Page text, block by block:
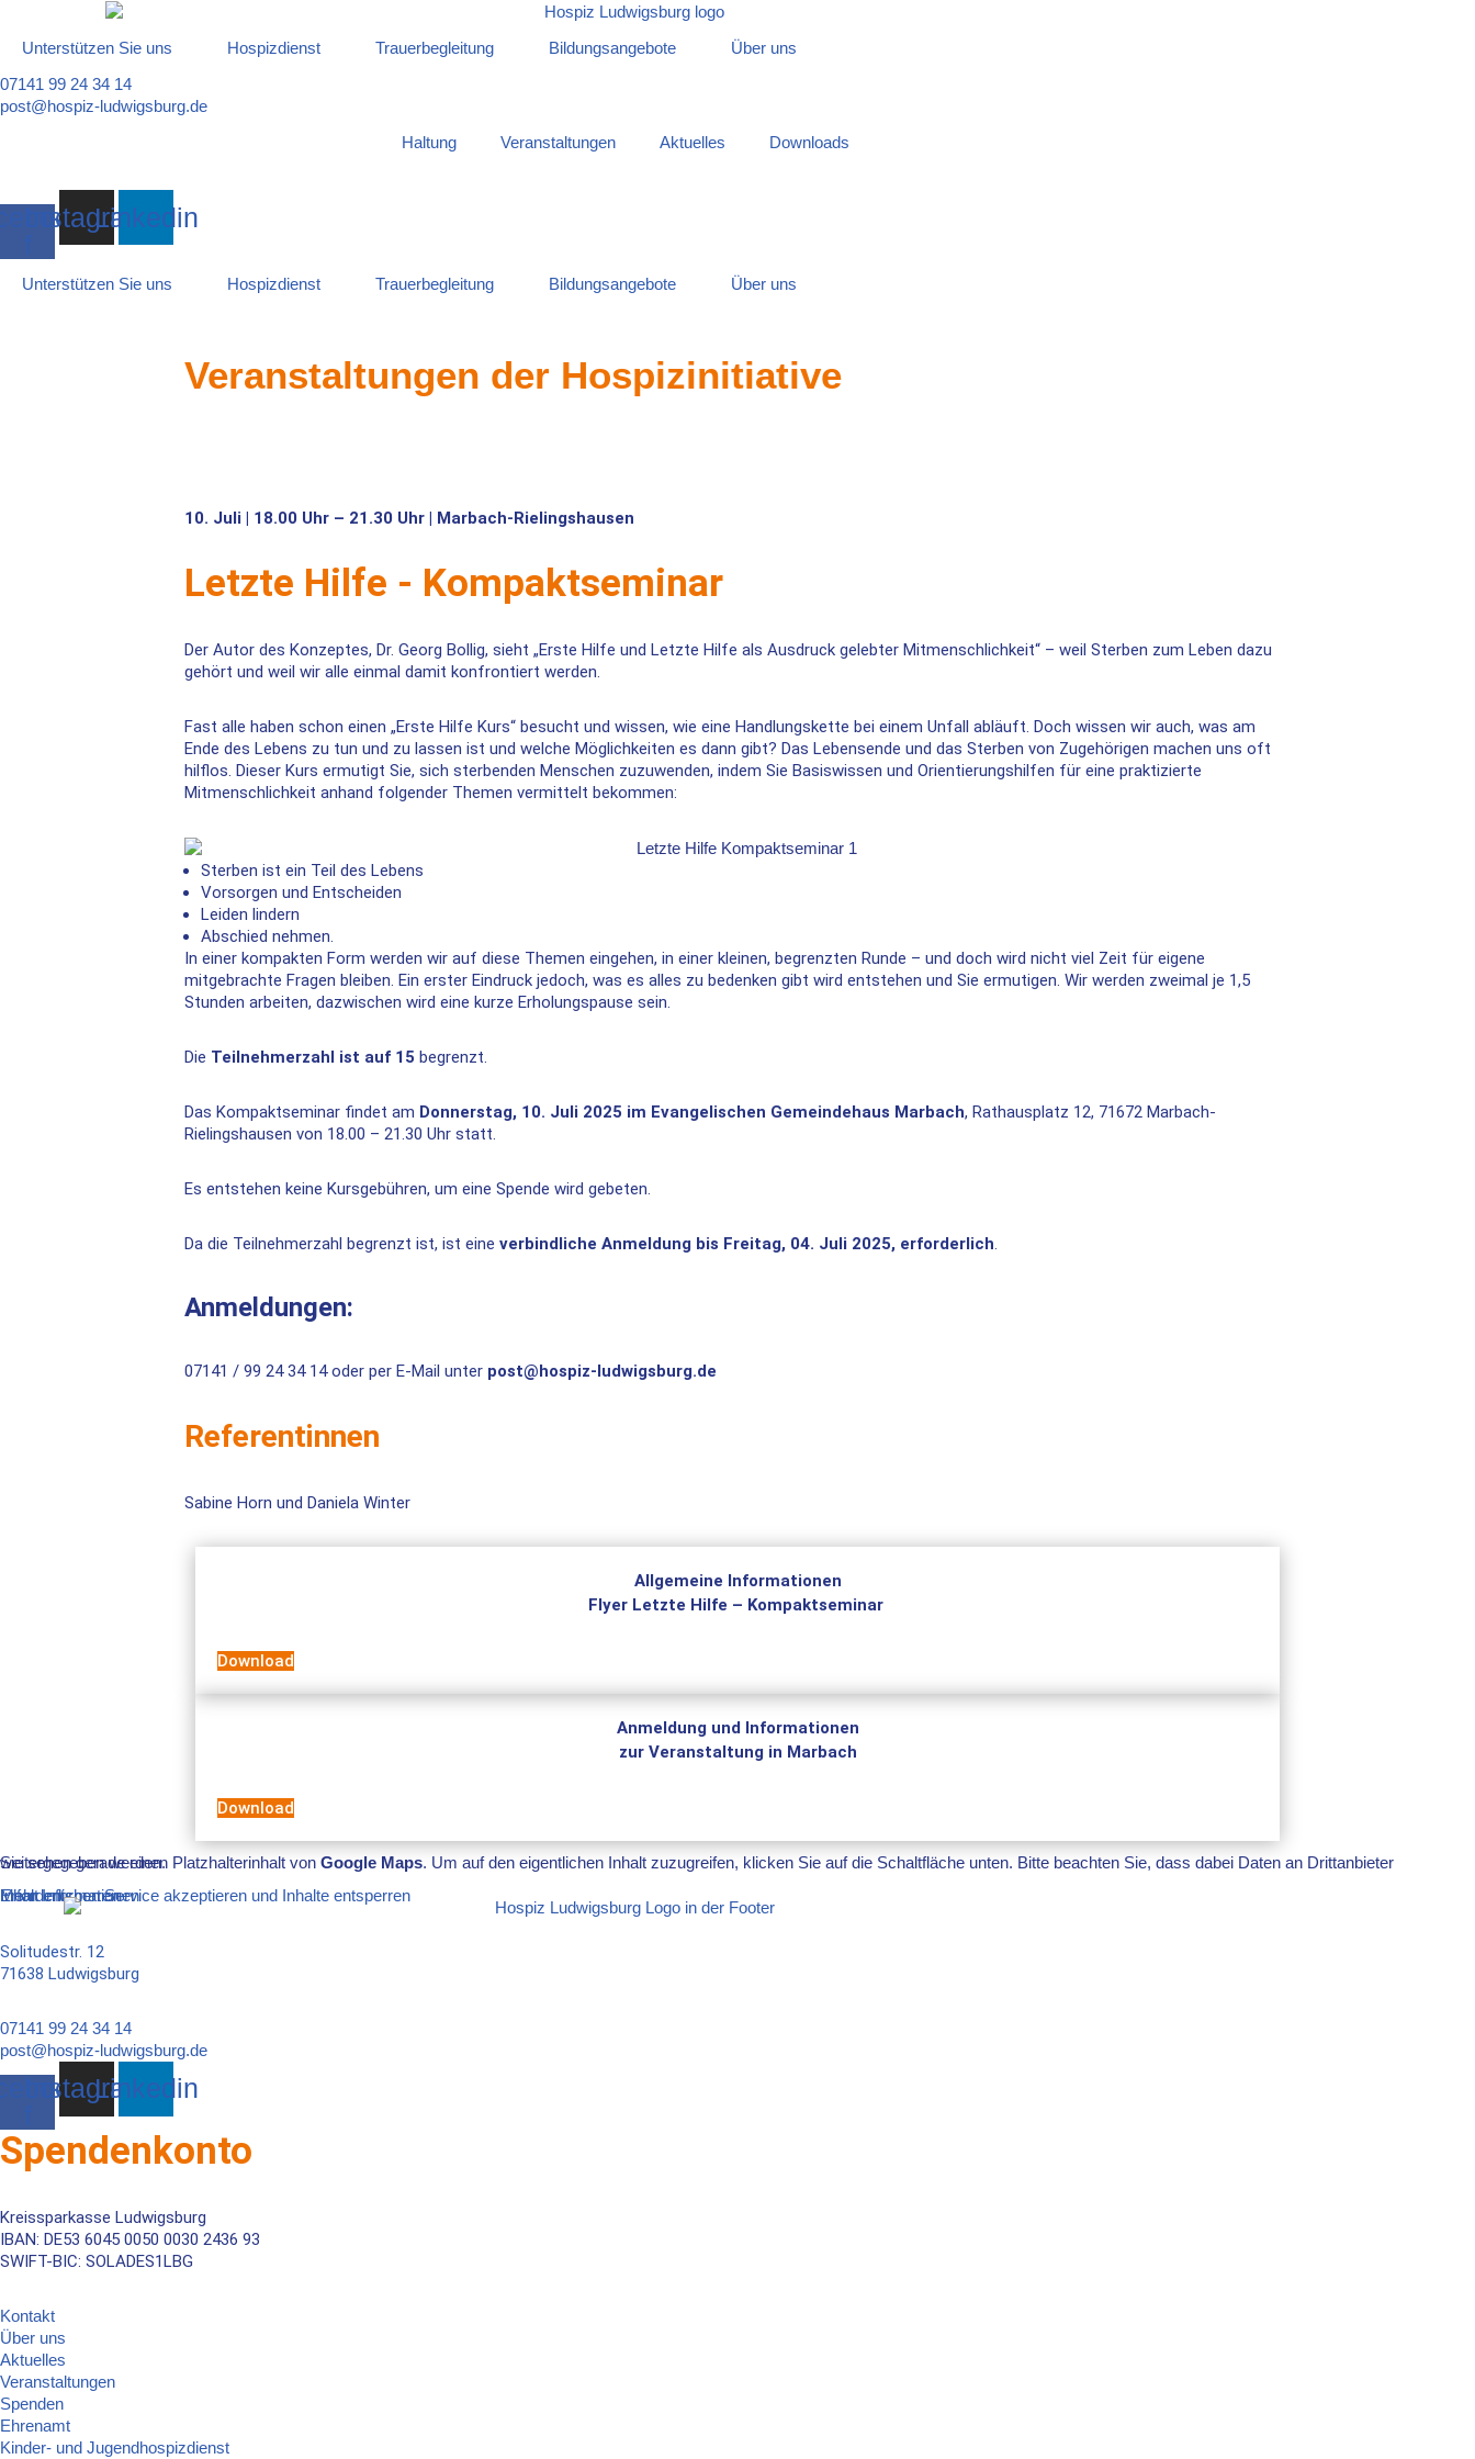
Zum
Inhalt
springen
Unterstützen Sie uns Hospizdienst Trauerbegleitung Bildungsangebote
Über uns
07141 99 24 34 14
post@hospiz-ludwigsburg.de
Haltung
Veranstaltungen Aktuelles Downloads
Instagram
Linkedin
Unterstützen Sie uns Hospizdienst Trauerbegleitung Bildungsangebote Über uns
Veranstaltungen der Hospizinitiative
10. Juli | 18.00 Uhr – 21.30 Uhr | Marbach-Rielingshausen
Letzte Hilfe - Kompaktseminar
Der Autor des Konzeptes, Dr. Georg Bollig, sieht „Erste Hilfe und Letzte Hilfe als Ausdruck gelebter Mitmenschlichkeit“ – weil Sterben zum Leben dazu
gehört und weil wir alle einmal damit konfrontiert werden.
Fast alle haben schon einen „Erste Hilfe Kurs“ besucht und wissen, wie eine Handlungskette bei einem Unfall abläuft. Doch wissen wir auch, was am
Ende des Lebens zu tun und zu lassen ist und welche Möglichkeiten es dann gibt? Das Lebensende und das Sterben von Zugehörigen machen uns oft
hilflos. Dieser Kurs ermutigt Sie, sich sterbenden Menschen zuzuwenden, indem Sie Basiswissen und Orientierungshilfen für eine praktizierte
Mitmenschlichkeit anhand folgender Themen vermittelt bekommen:
Sterben ist ein Teil des Lebens
Vorsorgen und Entscheiden
Leiden lindern
Abschied nehmen.
In einer kompakten Form werden wir auf diese Themen eingehen, in einer kleinen, begrenzten Runde – und doch wird nicht viel Zeit für eigene
mitgebrachte Fragen bleiben. Ein erster Eindruck jedoch, was es alles zu bedenken gibt wird entstehen und Sie ermutigen. Wir werden zweimal je 1,5
Stunden arbeiten, dazwischen wird eine kurze Erholungspause sein.
Die Teilnehmerzahl ist auf 15 begrenzt.
Das Kompaktseminar findet am Donnerstag, 10. Juli 2025 im Evangelischen Gemeindehaus Marbach, Rathausplatz 12, 71672 Marbach-
Rielingshausen von 18.00 – 21.30 Uhr statt.
Es entstehen keine Kursgebühren, um eine Spende wird gebeten.
Da die Teilnehmerzahl begrenzt ist, ist eine verbindliche Anmeldung bis Freitag, 04. Juli 2025, erforderlich
Anmeldungen:
07141 / 99 24 34 14 oder per E-Mail unter post@hospiz-ludwigsburg.de
Referentinnen
Sabine Horn und Daniela Winter
Allgemeine Informationen
Flyer Letzte Hilfe – Kompaktseminar
Download
Anmeldung und Informationen
zur Veranstaltung in Marbach
Download
Sie sehen gerade einen Platzhalterinhalt von Google Maps
. Um auf den eigentlichen Inhalt zuzugreifen, klicken Sie auf die Schaltfläche unten. Bitte beachten Sie, dass dabei Daten an Drittanbieter weitergegeben werden.
Mehr Informationen
Inhalt entsperren
Erforderlichen Service akzeptieren und Inhalte entsperren
Solitudestr. 12
71638 Ludwigsburg
07141 99 24 34 14
post@hospiz-ludwigsburg.de
Instagram
Linkedin
Spendenkonto
Kreissparkasse Ludwigsburg
IBAN: DE53 6045 0050 0030 2436 93
SWIFT-BIC: SOLADES1LBG
Kontakt
Über uns
Aktuelles
Veranstaltungen
Spenden
Ehrenamt
Kinder- und Jugendhospizdienst